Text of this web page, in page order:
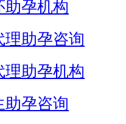
助孕机构
理助孕咨询
理助孕机构
助孕咨询